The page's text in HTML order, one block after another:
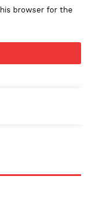
browser for the